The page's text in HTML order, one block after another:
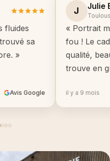
fluides
sa
»
Avis Google
J Julie
« Portrait
fou ! Le
qualité,
trouve en
il y a 9 mois